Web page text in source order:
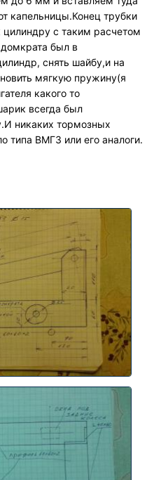
капельницы.Конец трубки
с таким расчетом
был в
снять шайбу,и на
мягкую пружину(я
какого то
всегда был
никаких тормозных
типа ВМГЗ или его аналоги.